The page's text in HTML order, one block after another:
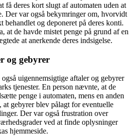
få deres kort slugt af automaten uden at
Der var også bekymringer om, hvorvidt
behandlet og deponeret på deres konti.
at de havde mistet penge på grund af en
at anerkende deres indsigelse.
og gebyrer
uigennemsigtige aftaler og gebyrer
tjenester. En person nævnte, at de
penge i automaten, mens en anden
at gebyrer blev pålagt for eventuelle
Der var også frustration over
ved at finde oplysninger
hjemmeside.